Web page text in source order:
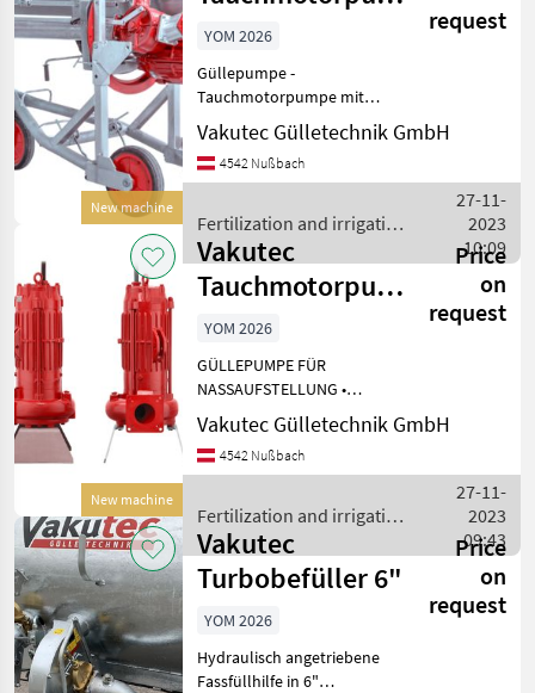
New machine
VAT - fahrbar
request
YOM 2026
Güllepumpe -
Tauchmotorpumpe mit
Schnecken-Reisswerk -
fahrbare Ausführung für
Entnahme aus mehrere
Rühren und Fassfüllen
Verschiedene Leis
Vakutec Gülletechnik GmbH
4542 Nußbach
Fertilization and irrigation
equipment / Vakutec
27-11-
2023
10:09
New machine
Vakutec
Tauchmotorpumpe
AT
Price
on
request
YOM 2026
GÜLLEPUMPE FÜR
NASSAUFSTELLUNG •
Tauchpumpe für Dauerlauf
• Drehstrommotor mit
eingebauten
Dichtungssonde •
Gummikabel 8, 00 m lang
(optional 1
Vakutec Gülletechnik GmbH
4542 Nußbach
Fertilization and irrigation
equipment / Vakutec
27-11-
2023
09:43
Vakutec
Turbobefüller 6"
Price
on
request
YOM 2026
Hydraulisch angetriebene
Fassfüllhilfe in 6"